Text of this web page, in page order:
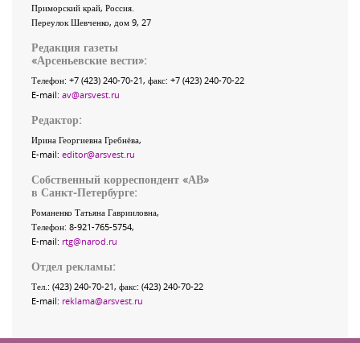
Приморский край, Россия
Переулок Шевченко, дом 9, 27
Редакция газеты
«Арсеньевские вести»:
Телефон: +7 (423) 240-70-21, факс: +7 (423) 240-70-22
E-mail: av@arsvest.ru
Редактор:
Ирина Георгиевна Гребнёва,
E-mail: editor@arsvest.ru
Собственный корреспондент «АВ»
в Санкт-Петербурге:
Романенко Татьяна Гаврииловна,
Телефон: 8-921-765-5754,
E-mail: rtg@narod.ru
Отдел рекламы:
Тел.: (423) 240-70-21, факс: (423) 240-70-22
E-mail: reklama@arsvest.ru